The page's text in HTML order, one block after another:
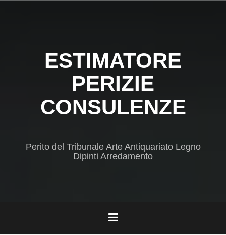
ESTIMATORE
PERIZIE
CONSULENZE
Perito del Tribunale Arte Antiquariato Legno
Dipinti Arredamento